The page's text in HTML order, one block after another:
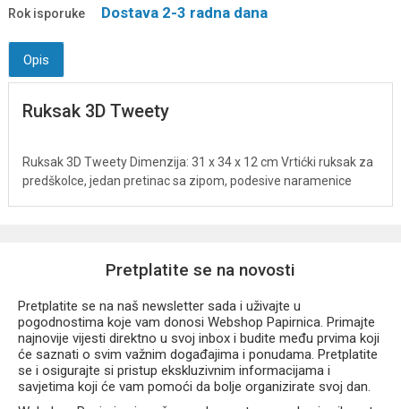
Rok isporuke Dostava 2-3 radna dana
Opis
Ruksak 3D Tweety
Ruksak 3D Tweety Dimenzija: 31 x 34 x 12 cm Vrtićki ruksak za
predškolce, jedan pretinac sa zipom, podesive naramenice
Pretplatite se na novosti
Pretplatite se na naš newsletter sada i uživajte u
pogodnostima koje vam donosi Webshop Papirnica. Primajte
najnovije vijesti direktno u svoj inbox i budite među prvima koji
će saznati o svim važnim događajima i ponudama. Pretplatite
se i osigurajte si pristup ekskluzivnim informacijama i
savjetima koji će vam pomoći da bolje organizirate svoj dan.